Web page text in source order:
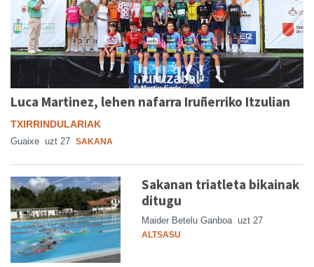
Luca Martinez, lehen nafarra Iruñerriko Itzulian
TXIRRINDULARIAK
Guaixe uzt 27 SAKANA
Sakanan triatleta bikainak
ditugu
Maider Betelu Ganboa uzt 27
ALTSASU